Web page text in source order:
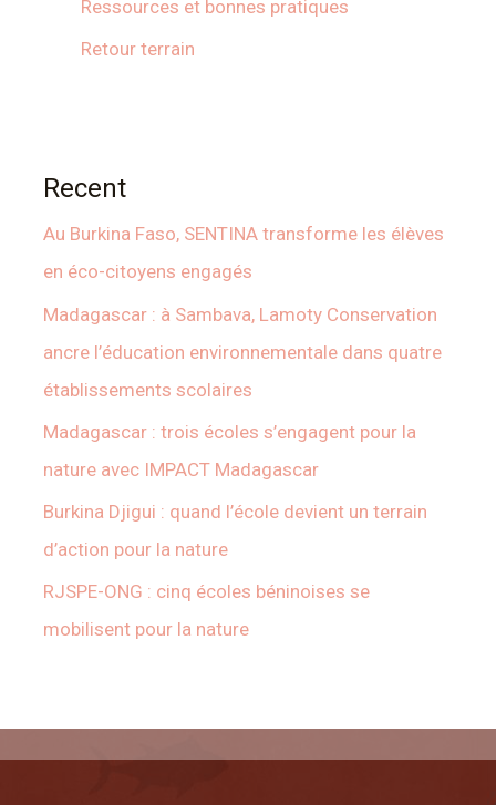
Ressources et bonnes pratiques
Retour terrain
Recent
Au Burkina Faso, SENTINA transforme les élèves
en éco-citoyens engagés
Madagascar : à Sambava, Lamoty Conservation
ancre l’éducation environnementale dans quatre
établissements scolaires
Madagascar : trois écoles s’engagent pour la
nature avec IMPACT Madagascar
Burkina Djigui : quand l’école devient un terrain
d’action pour la nature
RJSPE-ONG : cinq écoles béninoises se
mobilisent pour la nature